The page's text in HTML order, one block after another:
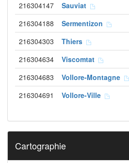
216304147 Sauviat
216304188 Sermentizon
216304303 Thiers
216304634 Viscomtat
216304683 Vollore-Montagne
216304691 Vollore-Ville
Cartographie